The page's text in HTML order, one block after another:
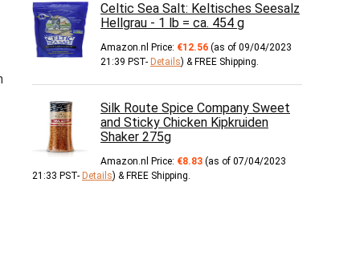
Celtic Sea Salt: Keltisches Seesalz
Hellgrau - 1 lb = ca. 454 g
Amazon.nl Price: €12.56 (as of 09/04/2023
21:39 PST- Details) & FREE Shipping.
Silk Route Spice Company Sweet
and Sticky Chicken Kipkruiden
Shaker 275g
Amazon.nl Price: €8.83 (as of 07/04/2023
21:33 PST- Details) & FREE Shipping.